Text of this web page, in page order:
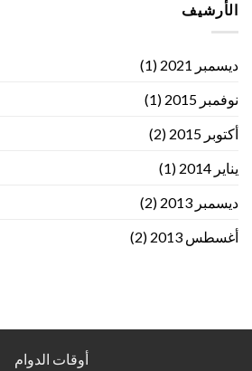
الأرشيف
ديسمبر 2021
(1)
نوفمبر 2015
(1)
أكتوبر 2015
(2)
يناير 2014
(1)
ديسمبر 2013
(2)
أغسطس 2013
(2)
أوقات الدوام